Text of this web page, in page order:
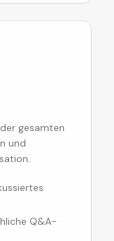
gesamten
und
Q&A-